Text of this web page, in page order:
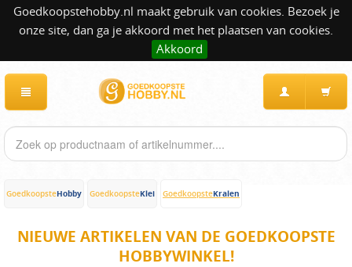
Goedkoopstehobby.nl maakt gebruik van cookies. Bezoek je
onze site, dan ga je akkoord met het plaatsen van cookies.
Akkoord
GoedkoopsteHobby GoedkoopsteKlei GoedkoopsteKralen
NIEUWE ARTIKELEN VAN DE GOEDKOOPSTE
HOBBYWINKEL!